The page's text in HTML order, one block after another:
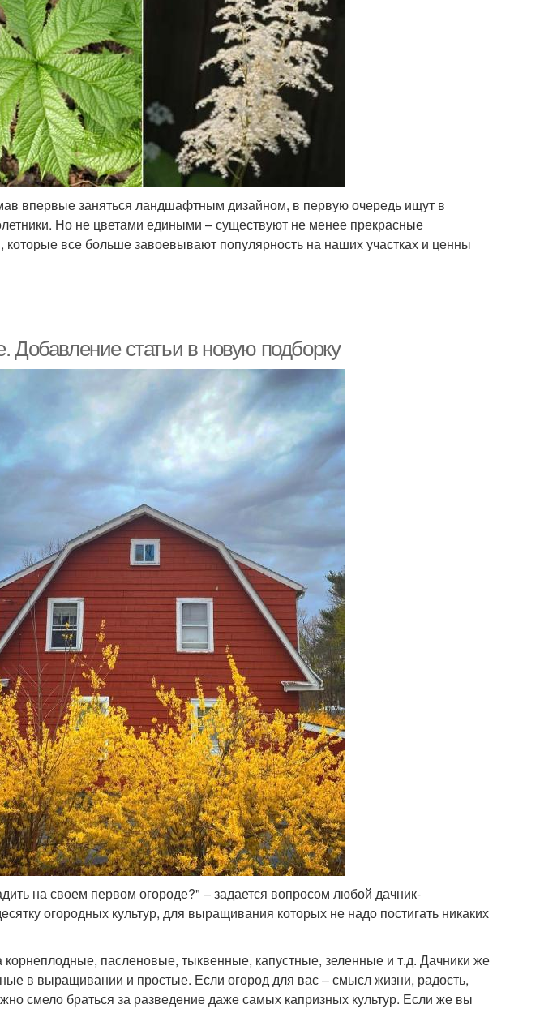
впервые заняться ландшафтным дизайном, в первую очередь ищут в
Но не цветами едиными – существуют не менее прекрасные
которые все больше завоевывают популярность на наших участках и ценны
Добавление статьи в новую подборку
на своем первом огороде?" – задается вопросом любой дачник-
огородных культур, для выращивания которых не надо постигать никаких
пасленовые, тыквенные, капустные, зеленные и т.д. Дачники же
в выращивании и простые. Если огород для вас – смысл жизни, радость,
смело браться за разведение даже самых капризных культур. Если же вы